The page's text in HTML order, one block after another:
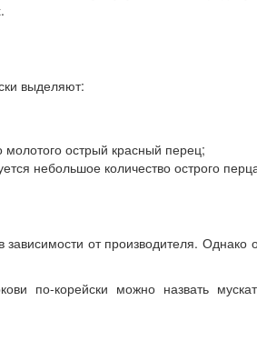
выделяют:
острый красный перец;
небольшое количество острого
зависимости от производителя.
по-корейски можно назвать